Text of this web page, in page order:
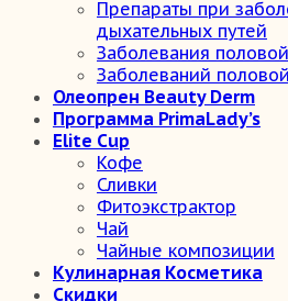
Препараты при
дыхательных путей
Заболевания
Заболеваний
Олеопрен Beauty Derm
Программа PrimaLady’s
Elite Cup
Кофе
Сливки
Фитоэкстрактор
Чай
Чайные композиции
Кулинарная Косметика
Скидки